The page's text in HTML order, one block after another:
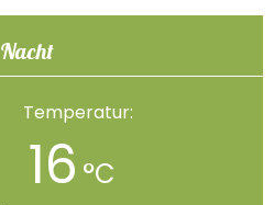
Nacht
Temperatur:
16 °C